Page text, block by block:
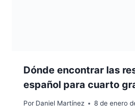
Dónde encontrar las
español para cuarto
Por Daniel Martínez 8 de enero